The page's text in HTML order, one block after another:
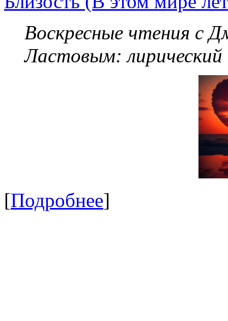
Воскресные чтения с
Ластовым:
[Подробнее]